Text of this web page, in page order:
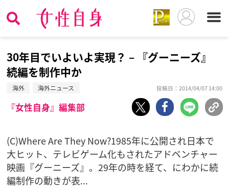
30年目でいよいよ実現？ – 『グーニーズ』
続編を制作中か
海外 海外ニュース 投稿日：2014/04/07 14:00
『女性自身』編集部
(C)Where Are They Now?1985年に公開され日本で
大ヒット、テレビゲーム化もされたアドベンチャー
映画『グーニーズ』。29年の時を経て、にわかに続
編制作の動きが表...